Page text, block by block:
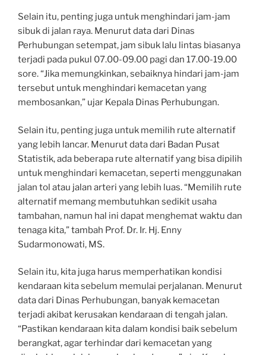
Selain itu, penting juga untuk menghindari jam-jam
sibuk di jalan raya. Menurut data dari Dinas
Perhubungan setempat, jam sibuk lalu lintas biasanya
terjadi pada pukul 07.00-09.00 pagi dan 17.00-19.00
sore. “Jika memungkinkan, sebaiknya hindari jam-jam
tersebut untuk menghindari kemacetan yang
membosankan,” ujar Kepala Dinas Perhubungan.
Selain itu, penting juga untuk memilih rute alternatif
yang lebih lancar. Menurut data dari Badan Pusat
Statistik, ada beberapa rute alternatif yang bisa dipilih
untuk menghindari kemacetan, seperti menggunakan
jalan tol atau jalan arteri yang lebih luas. “Memilih rute
alternatif memang membutuhkan sedikit usaha
tambahan, namun hal ini dapat menghemat waktu dan
tenaga kita,” tambah Prof. Dr. Ir. Hj. Enny
Sudarmonowati, MS.
Selain itu, kita juga harus memperhatikan kondisi
kendaraan kita sebelum memulai perjalanan. Menurut
data dari Dinas Perhubungan, banyak kemacetan
terjadi akibat kerusakan kendaraan di tengah jalan.
“Pastikan kendaraan kita dalam kondisi baik sebelum
berangkat, agar terhindar dari kemacetan yang